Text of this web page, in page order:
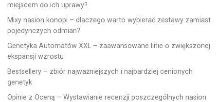
miejscem do ich uprawy?
Mixy nasion konopi – dlaczego warto wybierać zestawy zamiast
pojedynczych odmian?
Genetyka Automatów XXL – zaawansowane linie o zwiększonej
ekspansji wzrostu
Bestsellery – zbiór najważniejszych i najbardziej cenionych
genetyk
Opinie z Oceną – Wystawianie recenzji poszczególnych nasion